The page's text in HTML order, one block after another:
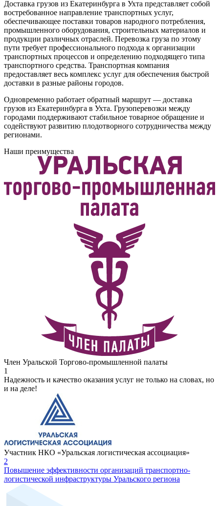
Доставка грузов из Екатеринбурга в Ухта представляет собой
востребованное направление транспортных услуг,
обеспечивающее поставки товаров народного потребления,
промышленного оборудования, строительных материалов и
продукции различных отраслей. Перевозка груза по этому
пути требует профессионального подхода к организации
транспортных процессов и определению подходящего типа
транспортного средства. Транспортная компания
предоставляет весь комплекс услуг для обеспечения быстрой
доставки в разные районы городов.
Одновременно работает обратный маршрут — доставка
грузов из Екатеринбурга в Ухта. Грузоперевозки между
городами поддерживают стабильное товарное обращение и
содействуют развитию плодотворного сотрудничества между
регионами.
Наши преимущества
Член Уральской Торгово-промышленной палаты
1
Надежность и качество оказания услуг не только на словах, но
и на деле!
Участник НКО «Уральская логистическая ассоциация»
2
Повышение эффективности организаций транспортно-
логистической инфраструктуры Уральского региона